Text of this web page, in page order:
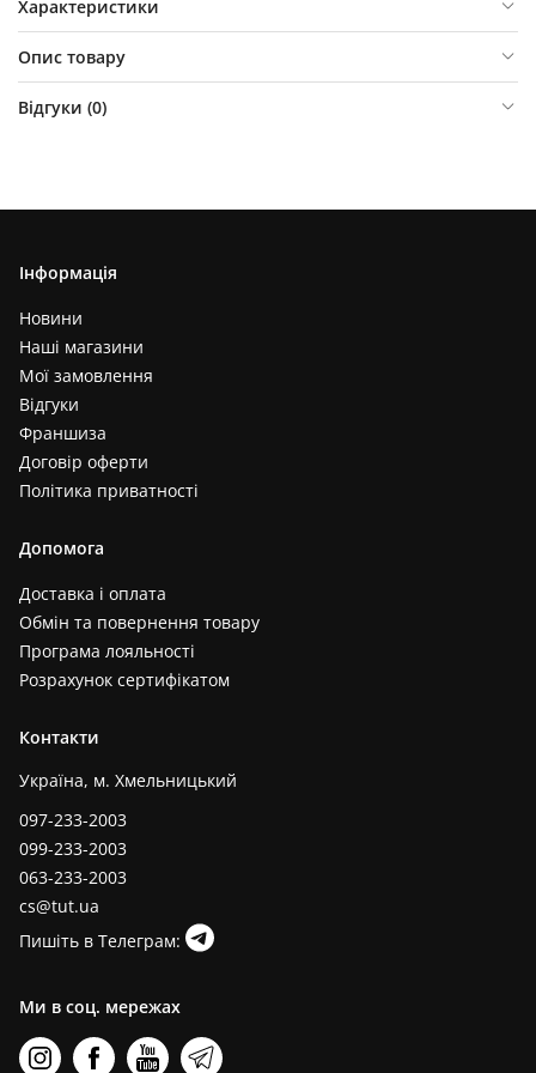
Характеристики
Опис товару
Відгуки (0)
Інформація
Новини
Наші магазини
Мої замовлення
Відгуки
Франшиза
Договір оферти
Політика приватності
Допомога
Доставка і оплата
Обмін та повернення товару
Програма лояльності
Розрахунок сертифікатом
Контакти
Україна, м. Хмельницький
097-233-2003
099-233-2003
063-233-2003
cs@tut.ua
Пишіть в Телеграм:
Ми в соц. мережах